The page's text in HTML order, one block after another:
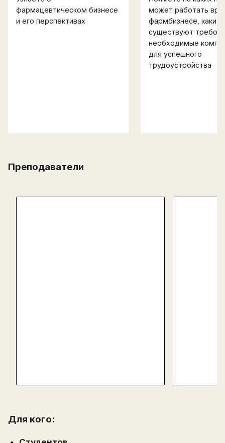
фармацевтическом бизнесе
и его перспективах
может работать
фармбизнесе, какие
существуют
необходимые
для успешного
трудоустройства
Преподаватели
Для кого: